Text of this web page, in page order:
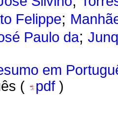
Felippe;
Paulo da;
em
(
pdf )